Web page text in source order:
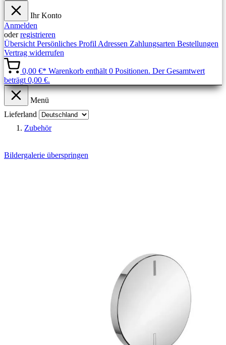
Ihr Konto
Anmelden
oderregistrieren
Übersicht Persönliches Profil Adressen Zahlungsarten Bestellungen
Vertrag widerrufen
0,00 €* Warenkorb enthält 0 Positionen. Der Gesamtwert
beträgt 0,00 €.
Menü
Lieferland
Zubehör
Bildergalerie überspringen